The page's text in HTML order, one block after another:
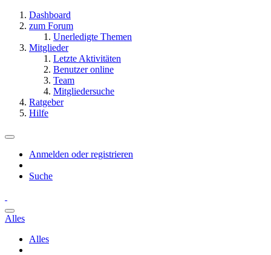
Dashboard
zum Forum
Unerledigte Themen
Mitglieder
Letzte Aktivitäten
Benutzer online
Team
Mitgliedersuche
Ratgeber
Hilfe
Anmelden oder registrieren
Suche
Alles
Alles